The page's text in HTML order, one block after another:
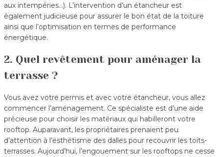
aux intempéries…). L’intervention d’un étancheur est
également judicieuse pour assurer le bon état de la toiture
ainsi que l’optimisation en termes de performance
énergétique.
2. Quel revêtement pour aménager la
terrasse ?
Vous avez votre permis et avec votre étancheur, vous allez
commencer l’aménagement. Ce spécialiste est d’une aide
précieuse pour choisir les matériaux qui habilleront votre
rooftop. Auparavant, les propriétaires prenaient peu
d’attention à l’esthétisme des dalles pour recouvrir les toits-
terrasses. Aujourd’hui, l’engouement sur les rooftops ne cesse